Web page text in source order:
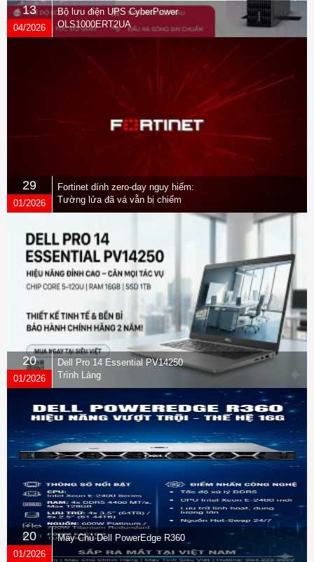
13
04/2026
Bộ lưu điện UPS CyberPower
OLS1000ERT2UA
29
01/2026
Fortinet dính zero-day nguy hiểm:
Tường lửa đã vá vẫn bị chiếm
quyền
20
01/2026
Dell Pro 14 Essential PV14250
Trình Làng
20
01/2026
Máy Chủ Dell PowerEdge R360